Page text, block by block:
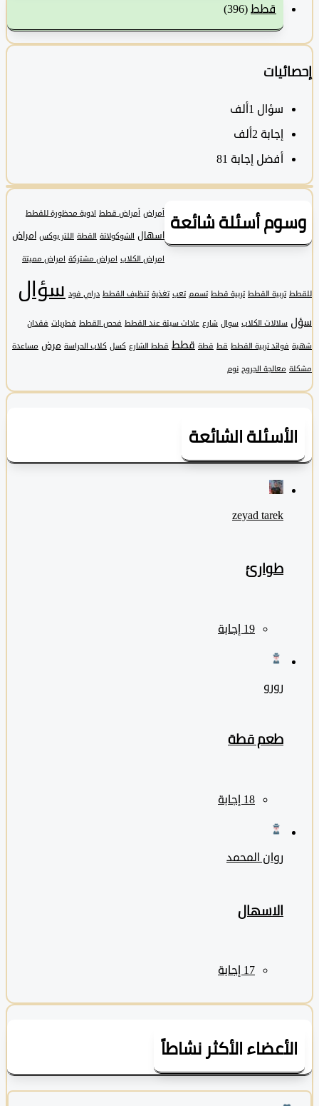
قطط (396)
سؤال1ألف
‫إجابة 2ألف
أفضل إجابة 81
أسئلة شائعة أمراض قطط ادوية محظورة للقطط
اسهال الشوكولاتة القطة اللتر بوكس امراض
امراض الكلاب امراض مشتركة امراض مميتة
تربية القطط تربية قطط تسمم تعب تغذية تنظيف القطط دراي فود سؤال
سلالات الكلاب سوال شارع عادات سيئة عند القطط فحص القطط فطريات فقدان
فوائد تربية القطط قط قطة قطط قطط الشارع كسل كلاب الحراسة مرض مساعدة
معالجة الجروح نوم
الشائعة
zeyad ‎tarek
طوارئ
طعم قطة
روان المحمد
الاسهال
الأكثر نشاطاً